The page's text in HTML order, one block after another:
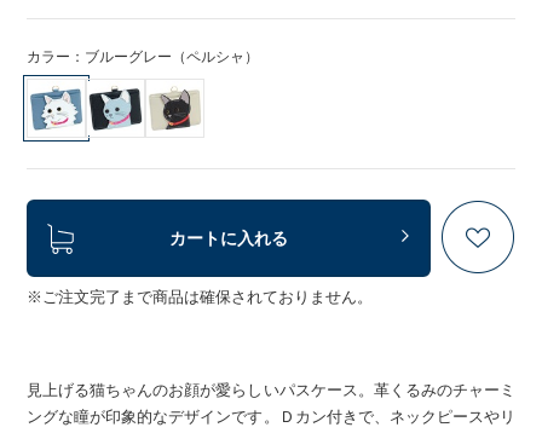
カラー：ブルーグレー（ペルシャ）
カートに入れる
※ご注文完了まで商品は確保されておりません。
見上げる猫ちゃんのお顔が愛らしいパスケース。革くるみのチャーミ
ングな瞳が印象的なデザインです。Ｄカン付きで、ネックピースやリ